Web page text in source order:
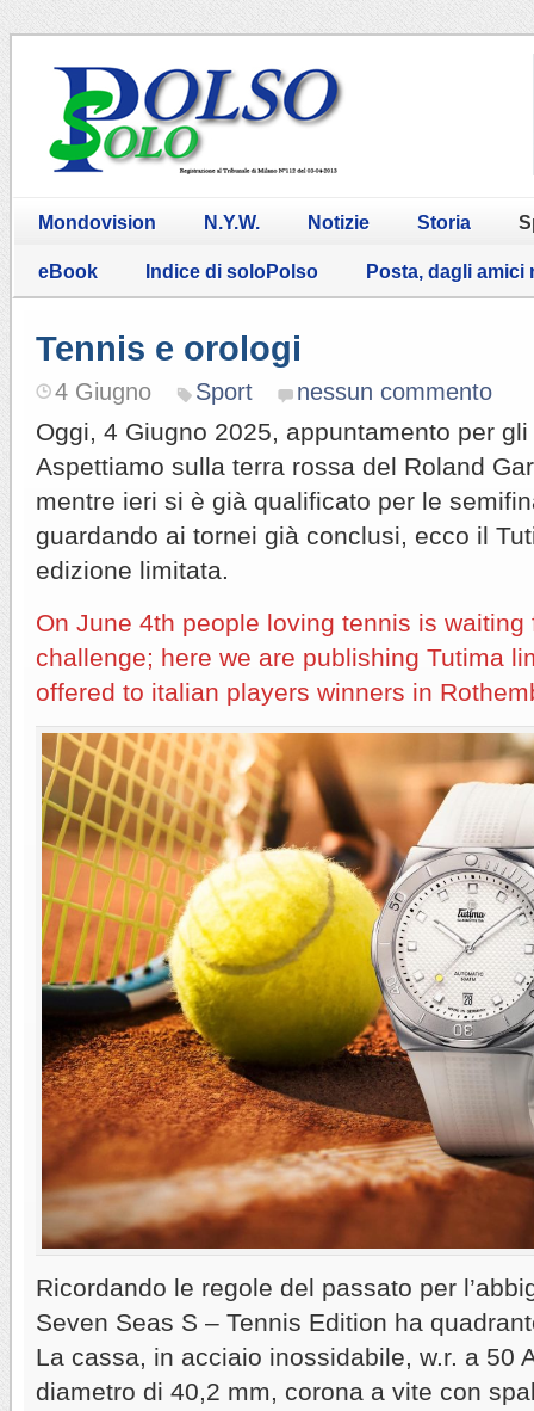
Mondovision N.Y.W. Notizie Storia
eBook Indice di soloPolso Posta, dagli amici
Tennis e orologi
4 Giugno Sport nessun commento
Oggi, 4 Giugno 2025, appuntamento per
Aspettiamo sulla terra rossa del Roland
mentre ieri si è già qualificato per le
guardando ai tornei già conclusi, ecco il
edizione limitata.
On June 4th people loving tennis is waiting
challenge; here we are publishing Tutima
offered to italian players winners in
Ricordando le regole del passato per
Seven Seas S – Tennis Edition ha
La cassa, in acciaio inossidabile, w.r. a 50
diametro di 40,2 mm, corona a vite con